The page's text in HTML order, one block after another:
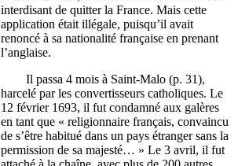
interdisant de quitter la France. Mais cette
application était illégale, puisqu’il avait
renoncé à sa nationalité française en prenant
l’anglaise.
Il passa 4 mois à Saint-Malo (p. 31),
harcelé par les convertisseurs catholiques. Le
12 février 1693, il fut condamné aux galères
en tant que « religionnaire français, convaincu
de s’être habitué dans un pays étranger sans la
permission de sa majesté… » Le 3 avril, il fut